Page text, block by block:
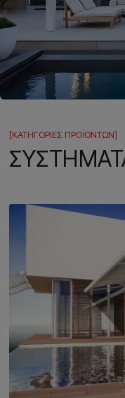
[ΚΑΤΗΓΟΡΙΕΣ ΠΡΟΪΟΝΤΩΝ]